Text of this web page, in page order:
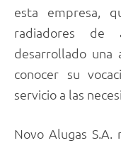
esta empresa,
radiadores de
desarrollado una
conocer su
servicio a las
Novo Alugas